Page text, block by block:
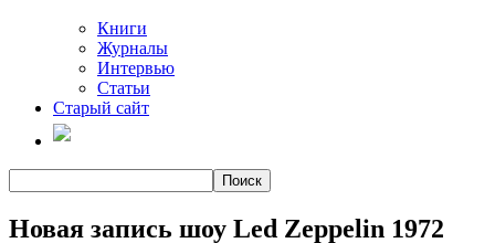
Книги
Журналы
Интервью
Статьи
Старый сайт
Новая запись шоу Led Zeppelin 1972